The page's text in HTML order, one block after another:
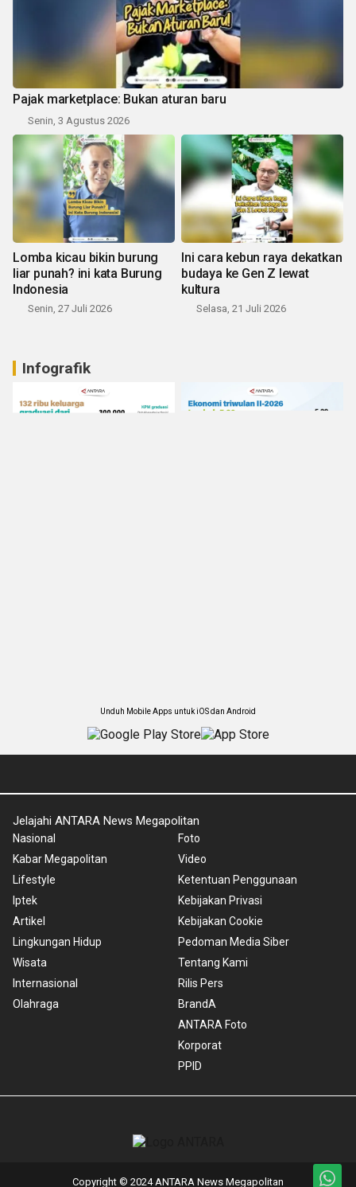
Pajak marketplace: Bukan aturan baru
Senin, 3 Agustus 2026
Lomba kicau bikin burung
liar punah? ini kata Burung
Indonesia
Senin, 27 Juli 2026
Ini cara kebun raya dekatkan
budaya ke Gen Z lewat
kultura
Selasa, 21 Juli 2026
Infografik
Unduh Mobile Apps untuk iOS dan Android
Jelajahi ANTARA News Megapolitan
Nasional
Kabar Megapolitan
Lifestyle
Iptek
Artikel
Lingkungan Hidup
Wisata
Internasional
Olahraga
Foto
Video
Ketentuan Penggunaan
Kebijakan Privasi
Kebijakan Cookie
Pedoman Media Siber
Tentang Kami
Rilis Pers
BrandA
ANTARA Foto
Korporat
PPID
Copyright © 2024 ANTARA News Megapolitan